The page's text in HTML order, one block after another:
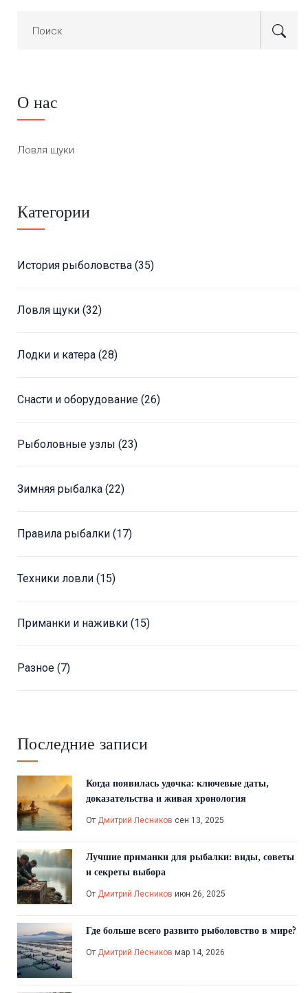
О нас
Ловля щуки
Категории
История рыболовства (35)
Ловля щуки (32)
Лодки и катера (28)
Снасти и оборудование (26)
Рыболовные узлы (23)
Зимняя рыбалка (22)
Правила рыбалки (17)
Техники ловли (15)
Приманки и наживки (15)
Разное (7)
Последние записи
Когда появилась удочка: ключевые даты,
доказательства и живая хронология
От Дмитрий Лесников сен 13, 2025
Лучшие приманки для рыбалки: виды, советы
и секреты выбора
От Дмитрий Лесников июн 26, 2025
Где больше всего развито рыболовство в мире?
От Дмитрий Лесников мар 14, 2026